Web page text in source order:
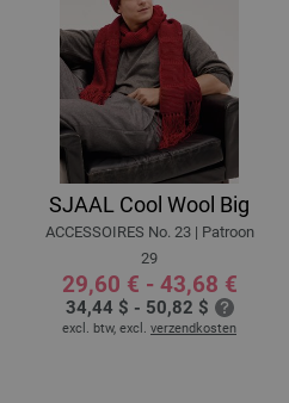
SJAAL Cool Wool Big
ACCESSOIRES No. 23 | Patroon
29
29,60 € - 43,68 €
34,44 $ - 50,82 $
excl. btw, excl. verzendkosten